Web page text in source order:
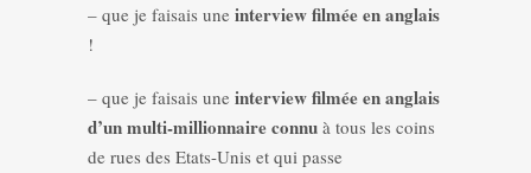
– que je faisais une interview filmée en anglais
!
– que je faisais une interview filmée en anglais
d’un multi-millionnaire connu à tous les coins
de rues des Etats-Unis et qui passe